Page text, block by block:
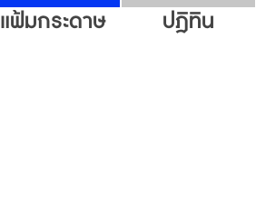
แฟ้มกระดาษ ปฎิทิน